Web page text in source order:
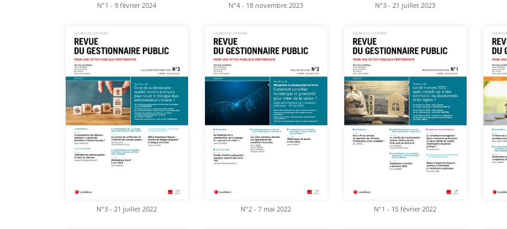
N°1 - 9 février 2024 N°4 - 18 novembre 2023 N°3 - 21 juillet 2023
N°3 - 21 juillet 2022 N°2 - 7 mai 2022 N°1 - 15 février 2022